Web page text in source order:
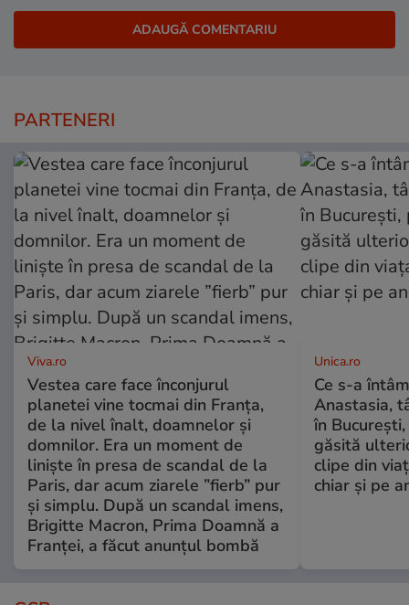
PARTENERI
Viva.ro
Vestea care face înconjurul
planetei vine tocmai din Franța,
de la nivel înalt, doamnelor și
domnilor. Era un moment de
liniște în presa de scandal de la
Paris, dar acum ziarele ”fierb” pur
și simplu. După un scandal imens,
Brigitte Macron, Prima Doamnă a
Franței, a făcut anunțul bombă
Unica.ro
Ce s-a
Anastasia,
în
găsită
clipe din
chiar și pe